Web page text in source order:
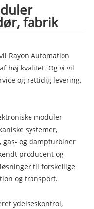
fabrik
Rayon Automation
høj kvalitet. Og vi vil
og rettidig levering.
moduler
systemer,
gas- og dampturbiner
producent og
til forskellige
og transport.
ydelseskontrol,